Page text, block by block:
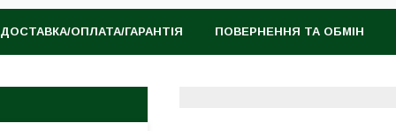
ДОСТАВКА/ОПЛАТА/ГАРАНТІЯ ПОВЕРНЕННЯ ТА ОБМІН